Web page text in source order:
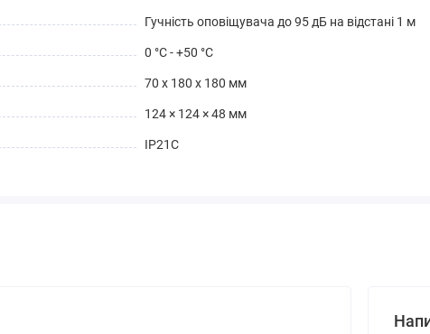
Гучність оповіщувача до 95 дБ на відстані 1 м
0 °C - +50 °C
70 x 180 x 180 мм
124 × 124 × 48 мм
IP21C